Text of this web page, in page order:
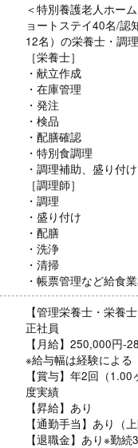
＜特別養護老人ホー
ョートステイ40名/認
12名）の栄養士・調
［栄養士］
・献立作成
・在庫管理
・発注
・検品
・配膳確認
・特別食調理
・調理補助、盛り付
［調理師］
・調理
・盛り付け
・配膳
・洗浄
・清掃
・帳票管理など給食
【管理栄養士・栄養
正社員
【月給】250,000円-
※給与幅は経験による
【賞与】年2回（
度実績
【昇給】あり
【通勤手当】あり（
【退職金】あり※勤続